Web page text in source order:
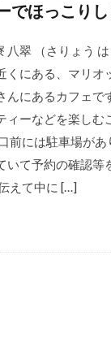
でほっこり
翠 （さりょう は
くにある、マリオ
んにあるカフェで
ーなどを楽しむ
前には駐車場が
いて予約の確認等
えて中に […]